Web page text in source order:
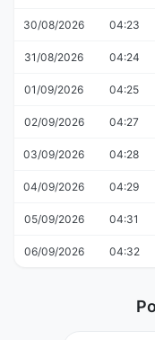
30/08/2026 04:23
31/08/2026 04:24
01/09/2026 04:25
02/09/2026 04:27
03/09/2026 04:28
04/09/2026 04:29
05/09/2026 04:31
06/09/2026 04:32